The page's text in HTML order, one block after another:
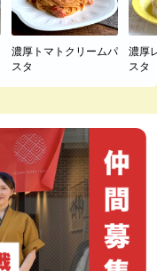
濃厚トマトクリームパ
スタ
濃厚
スタ